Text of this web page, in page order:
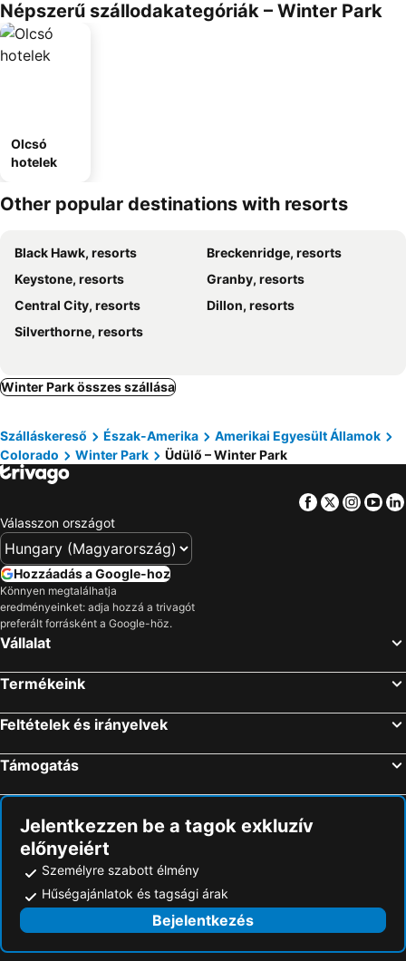
Népszerű szállodakategóriák – Winter Park
Olcsó
hotelek
Other popular destinations with resorts
Black Hawk, resorts
Breckenridge, resorts
Keystone, resorts
Granby, resorts
Central City, resorts
Dillon, resorts
Silverthorne, resorts
Winter Park összes szállása
Szálláskereső Észak-Amerika
Amerikai Egyesült Államok
Colorado
Winter Park Üdülő – Winter Park
Facebook
Twitter
Válasszon országot
Hozzáadás a Google-hoz
Könnyen megtalálhatja
eredményeinket: adja hozzá a trivagót
preferált forrásként a Google-höz.
Vállalat
Termékeink
Feltételek és irányelvek
Támogatás
Jelentkezzen be a tagok exkluzív
előnyeiért
Személyre szabott élmény
Hűségajánlatok és tagsági árak
Bejelentkezés